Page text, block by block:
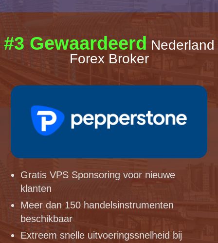
#3 Gewaardeerd Nederland
Forex Broker
Gratis VPS Sponsoring voor nieuwe
klanten
Meer dan 150 handelsinstrumenten
beschikbaar
Extreem snelle uitvoeringssnelheid bij